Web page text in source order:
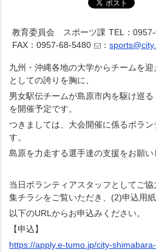
教育委員会 スポーツ課 TEL：
FAX：0957-68-5480
：
九州・沖縄各地の大学からチームを
としての誇りを胸に、
男女駅伝チームが島原市内を駆け巡る
を開催予定です。
つきましては、大会開催に係るボラ
す。
島原を力走する選手達の支援をお願い
当日ボランティアスタッフとしてご
集チラシをご覧いただき、(2)申込用紙
以下のURLからお申込みください。
【申込】
https://apply.e-tumo.jp/city-